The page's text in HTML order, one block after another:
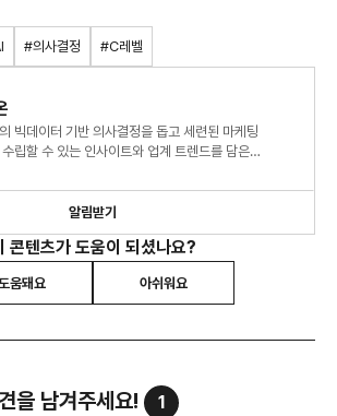
#의사결정 #C레벨
빅데이터 기반 의사결정을 돕고 세련된 마케팅
립할 수 있는 인사이트와 업계 트렌드를 담은
알림받기
콘텐츠가 도움이 되셨나요?
도움돼요 아쉬워요
을 남겨주세요! 1